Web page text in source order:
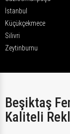
İstanbul
Küçükçekmece
Silivri
Zeytinburnu
Beşiktaş
Kaliteli